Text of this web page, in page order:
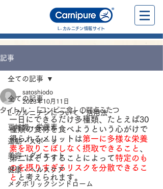
L-カルニチン情報サイト
記事
全ての記事
L-カルニチンについて・活用法
豆知識・栄養素
運動・スポーツ
美容・ダイエット
健康・ヘルスケア
メタボリックシンドローム
全ての記事
タイトル：「コンビニ食」の弱点ふたつ
satoshiodo
2023年10月11日
一日にできるだけ多種類、たとえば30
種類の食材を食べようという心がけで
得られるメリットは第一に多様な栄養
素を取りこぼしなく摂取できること
第二はそうすることによって特定のも
のを摂りすぎるリスクを分散できるこ
と と考えられます。